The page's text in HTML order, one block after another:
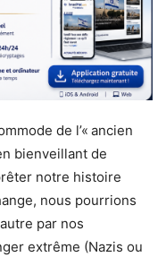
de l’« ancien
bienveillant de
notre histoire
nous pourrions
par nos
extrême (Nazis ou